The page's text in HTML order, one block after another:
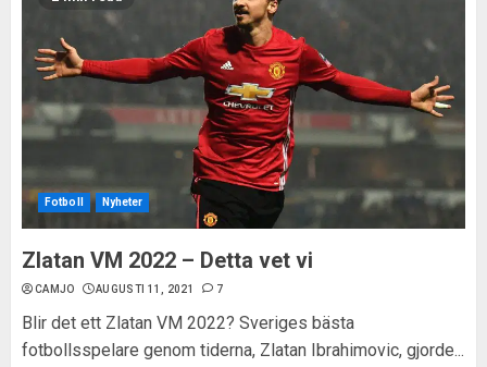
Fotboll Nyheter
Zlatan VM 2022 – Detta vet vi
CAMJO AUGUSTI 11, 2021 7
Blir det ett Zlatan VM 2022? Sveriges bästa
fotbollsspelare genom tiderna, Zlatan Ibrahimovic, gjorde...